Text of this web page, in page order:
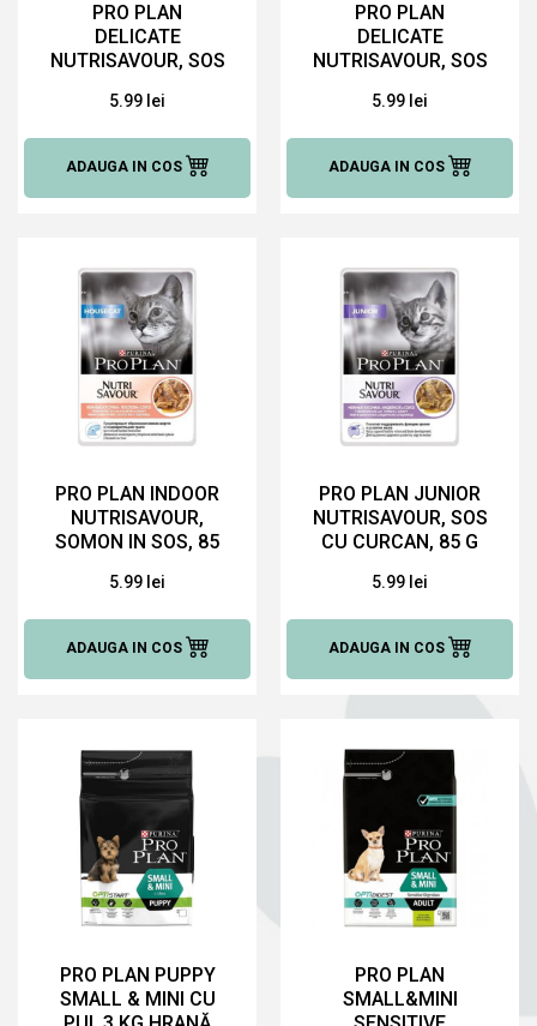
PRO PLAN
DELICATE
NUTRISAVOUR, SOS
HRANĂ UMEDĂ
PENTRU PISICI
5.99 lei
ADAUGA IN COS
PRO PLAN
DELICATE
NUTRISAVOUR, SOS
85 G HRANĂ
UMEDĂ PENTRU
PISICI
5.99 lei
ADAUGA IN COS
PRO PLAN INDOOR
NUTRISAVOUR,
SOMON IN SOS, 85
PENTRU PISICI
5.99 lei
ADAUGA IN COS
PRO PLAN JUNIOR
NUTRISAVOUR, SOS
CU CURCAN, 85 G
PENTRU PISICI
5.99 lei
ADAUGA IN COS
PRO PLAN PUPPY
SMALL & MINI CU
PRO PLAN
SMALL&MINI